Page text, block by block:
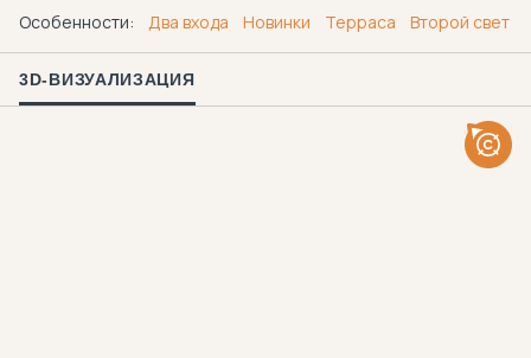
Особенности: Два входа Новинки Терраса Второй свет
3D-ВИЗУАЛИЗАЦИЯ